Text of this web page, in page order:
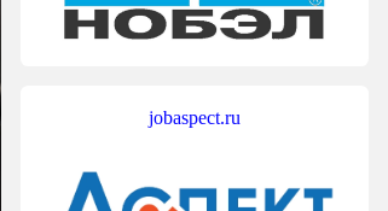
jobaspect.ru